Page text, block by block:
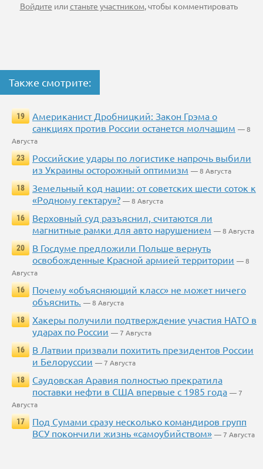
Войдите илистаньте участником, чтобы комментировать
Также смотрите:
19
Американист Дробницкий: Закон Грэма о
санкциях против России останется молчащим — 8
Августа
23
Российские удары по логистике напрочь выбили
из Украины осторожный оптимизм — 8 Августа
18
Земельный код нации: от советских шести соток к
«Родному гектару»? — 8 Августа
16
Верховный суд разъяснил, считаются ли
магнитные рамки для авто нарушением — 8 Августа
20
В Госдуме предложили Польше вернуть
освобожденные Красной армией территории — 8
Августа
16
Почему «объясняющий класс» не может ничего
объяснить. — 8 Августа
18
Хакеры получили подтверждение участия НАТО в
ударах по России — 7 Августа
16
В Латвии призвали похитить президентов России
и Белоруссии — 7 Августа
18
Саудовская Аравия полностью прекратила
поставки нефти в США впервые с 1985 года — 7
Августа
17
Под Сумами сразу несколько командиров групп
ВСУ покончили жизнь «самоубийством» — 7 Августа